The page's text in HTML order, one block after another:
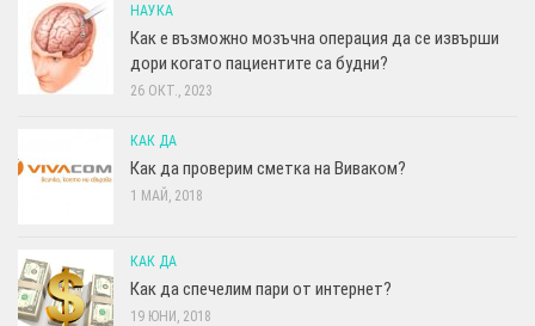
НАУКА
Как е възможно мозъчна операция да се извърши
дори когато пациентите са будни?
26 ОКТ., 2023
КАК ДА
Как да проверим сметка на Виваком?
1 МАЙ, 2018
КАК ДА
Как да спечелим пари от интернет?
19 ЮНИ, 2018